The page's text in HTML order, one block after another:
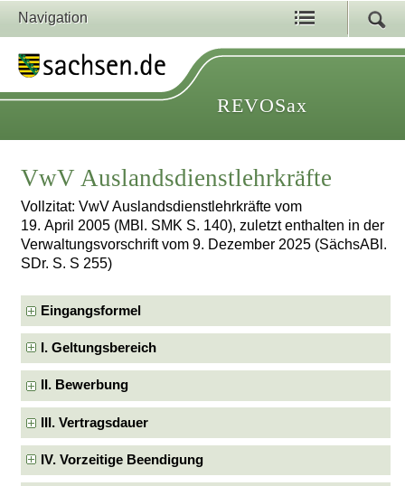
Navigation
REVOSax
VwV Auslandsdienstlehrkräfte
Vollzitat: VwV Auslandsdienstlehrkräfte vom
19. April 2005 (MBl. SMK S. 140), zuletzt enthalten in der
Verwaltungsvorschrift vom 9. Dezember 2025 (SächsABl.
SDr. S. S 255)
Eingangsformel
I. Geltungsbereich
II. Bewerbung
III. Vertragsdauer
IV. Vorzeitige Beendigung